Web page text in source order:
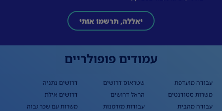
יאללה, תרשמו אותי
עמודים פופולריים
עבודה מועדפת
משרות סטודנטים
עבודה מהבית
שטראוס דרושים
הראל דרושים
עבודות מזדמנות
דרושים נתניה
דרושים אילת
משרות עם שכר גבוה